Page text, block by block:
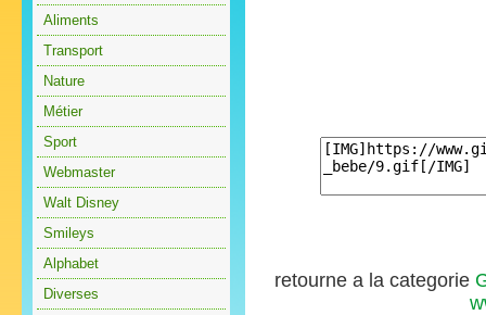
Aliments
Transport
Nature
Métier
Sport
Webmaster
Walt Disney
Smileys
Alphabet
Diverses
retourne a la categorie